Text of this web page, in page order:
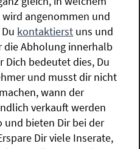
angenommen und
kontaktierst uns und
die Abholung innerhalb
Dich bedeutet dies, Du
und musst dir nicht
wann der
verkauft werden
und bieten Dir bei der
Dir viele Inserate,